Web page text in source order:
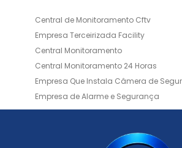
Central de Monitoramento Cftv
Empresa Terceirizada Facility
Central Monitoramento
Central Monitoramento 24 Horas
Empresa Que Instala Câmera de
Empresa de Alarme e Segurança
Empresa de Alarmes
Empresa de
Empresa de Instalação de Câmeras